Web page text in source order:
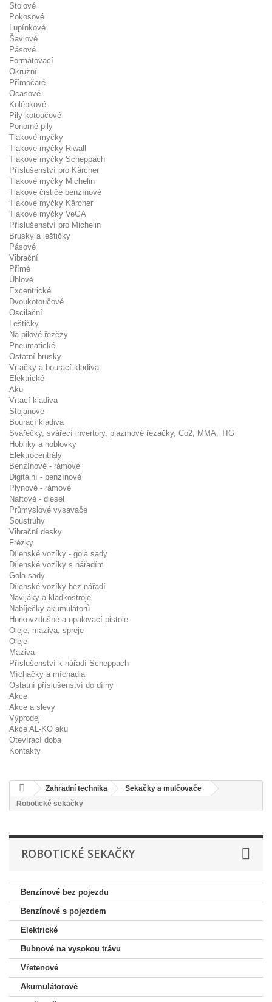
Stolové
Pokosové
Lupínkové
Šavlové
Pásové
Formátovací
Okružní
Přímočaré
Ocasové
Kolébkové
Pily kotoučové
Ponorné pily
Tlakové myčky
Tlakové myčky Riwall
Tlakové myčky Scheppach
Příslušenství pro Kärcher
Tlakové myčky Michelin
Tlakové čističe benzínové
Tlakové myčky Kärcher
Tlakové myčky VeGA
Příslušenství pro Michelin
Brusky a leštičky
Pásové
Vibrační
Přímé
Úhlové
Excentrické
Dvoukotoučové
Oscilační
Leštičky
Na pilové řezězy
Pneumatické
Ostatní brusky
Vrtačky a bourací kladiva
Elektrické
Aku
Vrtací kladiva
Stojanové
Bourací kladiva
Svářečky, svářecí invertory, plazmové řezačky, Co2, MMA, TIG
Hoblíky a hoblovky
Elektrocentrály
Benzínové - rámové
Digitální - benzínové
Plynové - rámové
Naftové - diesel
Průmyslové vysavače
Soustruhy
Vibrační desky
Frézky
Dílenské vozíky - gola sady
Dílenské vozíky s nářadím
Gola sady
Dílenské vozíky bez nářadí
Navijáky a kladkostroje
Nabíječky akumulátorů
Horkovzdušné a opalovací pistole
Oleje, maziva, spreje
Oleje
Maziva
Příslušenství k nářadí Scheppach
Míchačky a míchadla
Ostatní příslušenství do dílny
Akce
Akce a slevy
Výprodej
Akce AL-KO aku
Otevírací doba
Kontakty
Zahradní technika
Sekačky a mulčovače
Robotické sekačky
ROBOTICKÉ SEKAČKY
Benzínové bez pojezdu
Benzínové s pojezdem
Elektrické
Bubnové na vysokou trávu
Vřetenové
Akumulátorové